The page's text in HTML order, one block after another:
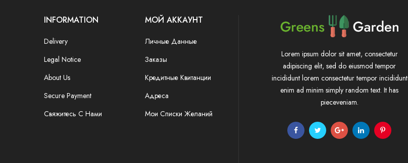
INFORMATION
Delivery
Legal Notice
About Us
Secure Payment
Свяжитесь С Нами
МОЙ АККАУНТ
Личные Данные
Заказы
Кредитные Квитанции
Адреса
Мои Списки Желаний
Lorem ipsum dolor sit amet, consectetur
adipiscing elit, sed do eiusmod tempor
incididunt lorem consectetur tempor incididunt
enim ad minim simply random text. It has
pieceveniam.